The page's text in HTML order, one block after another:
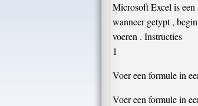
Microsoft Excel is een
wanneer getypt ,
voeren . Instructies
1
Voer een formule in
Voer een formule in